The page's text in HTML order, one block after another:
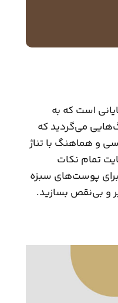
است که به
می‌گردید که
و هماهنگ با تناژ
تمام نکات
برای پوست‌های سبزه
و بی‌نقص بسازید.